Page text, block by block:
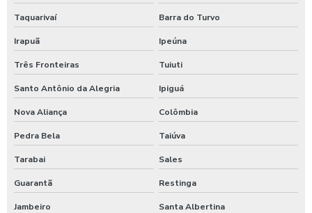
Taquarivaí Barra do Turvo
Irapuã Ipeúna
Três Fronteiras Tuiuti
Santo Antônio da Alegria Ipiguá
Nova Aliança Colômbia
Pedra Bela Taiúva
Tarabai Sales
Guarantã Restinga
Jambeiro Santa Albertina